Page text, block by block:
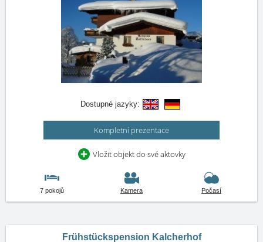
Dostupné jazyky:
Kompletní prezentace
Vložit objekt do své aktovky
7 pokojů Kamera Počasí
Frühstückspension Kalcherhof